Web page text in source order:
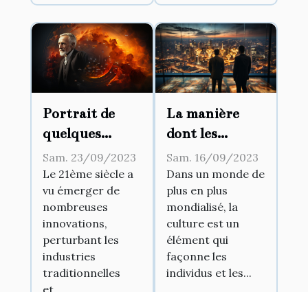
Portrait de
quelques
pionniers
d'affaires
ayant marqué
le 21ème siècle
Sam. 23/09/2023
Le 21ème siècle a
vu émerger de
nombreuses
innovations,
perturbant les
industries
traditionnelles
et...
La manière
dont les
tendances
culturelles
influencent la
gestion
d'entreprise
Sam. 16/09/2023
Dans un monde de
plus en plus
mondialisé, la
culture est un
élément qui
façonne les
individus et les...